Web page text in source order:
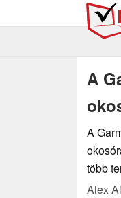
A
A
több
Alex